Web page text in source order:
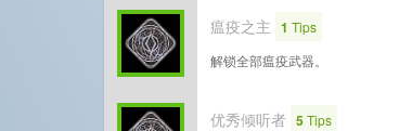
瘟疫之主 1 Tips
解锁全部瘟疫武器。
优秀倾听者 5Tips